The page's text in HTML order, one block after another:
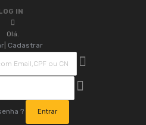
IN
Olá.
| Cadastrar
?